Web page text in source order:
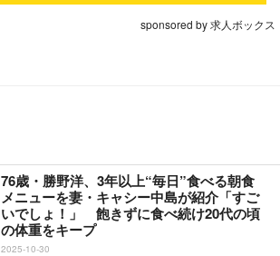
sponsored by 求人ボックス
76歳・勝野洋、3年以上“毎日”食べる朝食
メニューを妻・キャシー中島が紹介「すご
いでしょ！」 飽きずに食べ続け20代の頃
の体重をキープ
2025-10-30